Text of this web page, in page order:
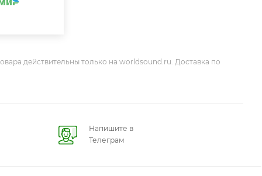
действительны только на worldsound.ru. Доставка по
Напишите в
Телеграм